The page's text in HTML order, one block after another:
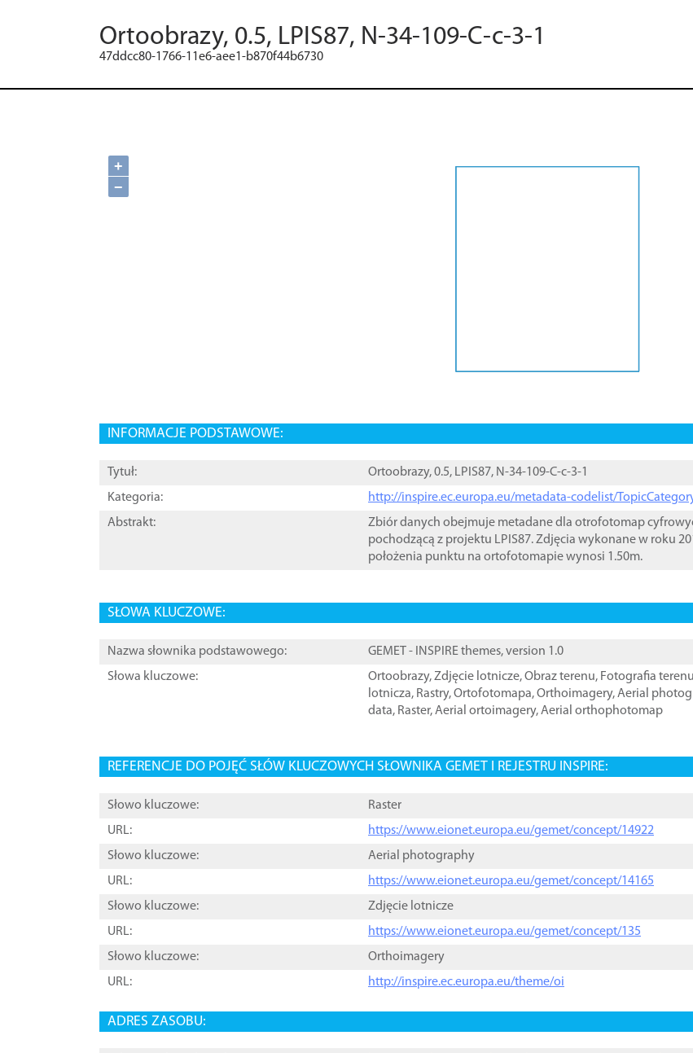
Ortoobrazy, 0.5, LPIS87, N-34-109-C-c-3-1
47ddcc80-1766-11e6-aee1-b870f44b6730
+
−
INFORMACJE PODSTAWOWE:
Tytuł:
Ortoobrazy, 0.5, LPIS87, N-34-109-C-c-3-1
Kategoria:
http://inspire.ec.europa.eu/metadata-codelist/
Abstrakt:
Zbiór danych obejmuje metadane dla otrofotomap
pochodzącą z projektu LPIS87. Zdjęcia wykonane w roku
położenia punktu na ortofotomapie wynosi 1.50m.
SŁOWA KLUCZOWE:
Nazwa słownika podstawowego:
GEMET - INSPIRE themes, version 1.0
Słowa kluczowe:
Ortoobrazy,Zdjęcie lotnicze,Obraz terenu, Fotografia terenu
lotnicza, Rastry,Ortofotomapa,Orthoimagery,Aerial
data, Raster,Aerial ortoimagery,Aerial orthophotomap
REFERENCJE DO POJĘĆ SŁÓW KLUCZOWYCH SŁOWNIKA GEMET I REJESTRU INSPIRE:
Słowo kluczowe:
Raster
URL:
https://www.eionet.europa.eu/gemet/concept/14922
Słowo kluczowe:
Aerial photography
URL:
https://www.eionet.europa.eu/gemet/concept/14165
Słowo kluczowe:
Zdjęcie lotnicze
URL:
https://www.eionet.europa.eu/gemet/concept/135
Słowo kluczowe:
Orthoimagery
URL:
http://inspire.ec.europa.eu/theme/oi
ADRES ZASOBU: